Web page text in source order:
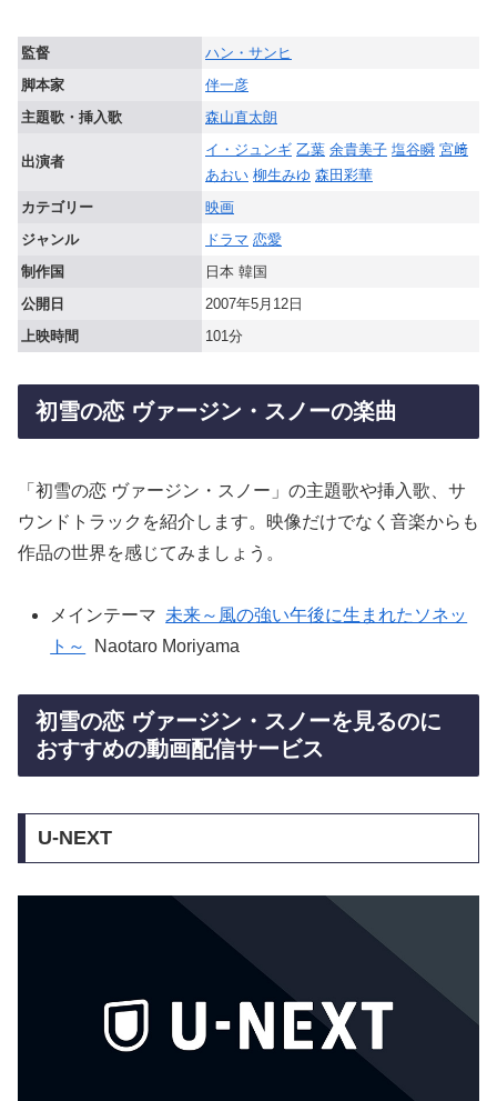
監督
ハン・サンヒ
脚本家
伴一彦
主題歌・挿入歌
森山直太朗
出演者
イ・ジュンギ 乙葉 余貴美子 塩谷瞬 宮﨑
あおい 柳生みゆ 森田彩華
カテゴリー
映画
ジャンル
ドラマ 恋愛
制作国
日本 韓国
公開日
2007年5月12日
上映時間
101分
初雪の恋 ヴァージン・スノーの楽曲
「初雪の恋 ヴァージン・スノー」の主題歌や挿入歌、サ
ウンドトラックを紹介します。映像だけでなく音楽からも
作品の世界を感じてみましょう。
メインテーマ 未来～風の強い午後に生まれたソネッ
ト～
Naotaro Moriyama
初雪の恋 ヴァージン・スノーを見るのに
おすすめの動画配信サービス
U-NEXT